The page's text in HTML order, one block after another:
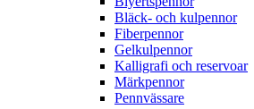
Bläck- och kulpennor
Fiberpennor
Gelkulpennor
Kalligrafi och reservoar
Märkpennor
Pennvässare